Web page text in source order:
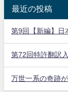
最近の投稿
第9回【新編】日
第72回特許翻訳
万世一系の奇跡